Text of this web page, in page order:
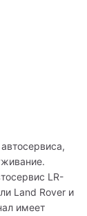
LR-
Land Rover и
имеет